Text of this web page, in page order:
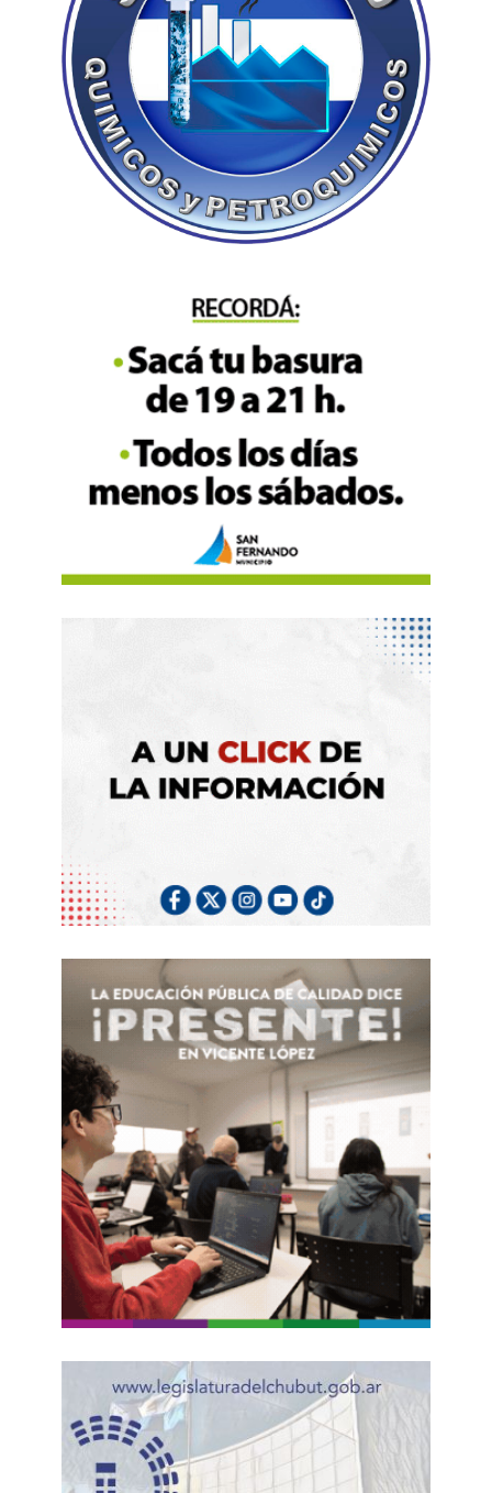
Hasta Henrique Capriles se opuso a esa petición.
Al mismo tiempo que Corina Machado golpeaba
las puertas del Pentágono, a finales de agosto
Capriles reconocía algo de mero sentido común:
“la mayor parte de las personas que quieren una
invasión de Estados Unidos no viven en
Venezuela”. No así Juan Guaidó; todos saben, es
Si querían premiar a alguien de la oposición en
Venezuela, es bastante obvio que había muchos
luchando, legítimamente, por sus convicciones y
sin dinero extranjero o de grandes capitales. Si
querían intervenir en la política venezolana de
una forma menos obscena, podrían haber
considerado que el dinero del Nóbel los hubiese
financiado por un tiempo. Pero no, tenía que ser
“malbendición” de Venezuela, es el factor central
en todo esto. Justo cuando Trump asesina a
una excusa para invadir Venezuela, premian a
una figura conocida que llama a una invasión. No
“Nobel de la Paz”. Esas ejecuciones sumarias a
piacere, sin juicio debido, fueron aplaudidas por
Corina Machado. En Fox News, las calificó de
“valentía y claridad ante una empresa criminal
que trae miseria a nuestro pueblo y desestabiliza
la región para dañar a los Estados Unidos”.
Claro, qué se puede esperar de un galardón, más
famoso que prestigioso, que distinguió a
genocidas históricos como Henry Kissinger y a
ángeles como Obama quien, mientras sonreía,
bombardeaba todo lo que se movía en el Medio
Oriente, récord que incluye desde niños
masacrados por drones hasta la destrucción de
Libia, un país con un desarrollo remarcable y con
un independentismo peligroso. Siempre en